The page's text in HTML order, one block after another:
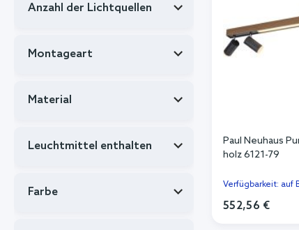
Paul Neuhaus
holz 6121-79
Verfügbarkeit: auf
552,56 €
Anzahl der Lichtquellen
Montageart
Material
Leuchtmittel enthalten
Farbe